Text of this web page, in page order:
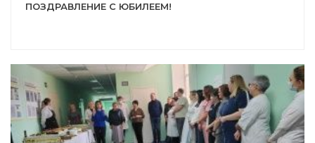
ПОЗДРАВЛЕНИЕ С ЮБИЛЕЕМ!